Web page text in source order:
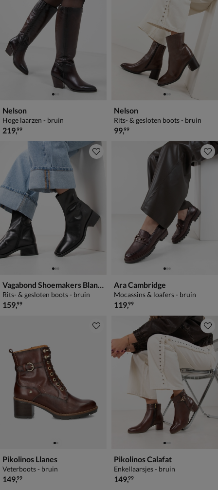
Nelson
Hoge laarzen - bruin
€ 219,99
219,99
Nelson
Rits- & gesloten boots - bruin
€ 99,99
99,99
Vagabond Shoemakers Blanca
Rits- & gesloten boots - bruin
€ 159,99
159,99
Ara Cambridge
Mocassins & loafers - bruin
€ 119,99
119,99
Pikolinos Llanes
Veterboots - bruin
€ 149,99
149,99
Pikolinos Calafat
Enkellaarsjes - bruin
€ 149,99
149,99